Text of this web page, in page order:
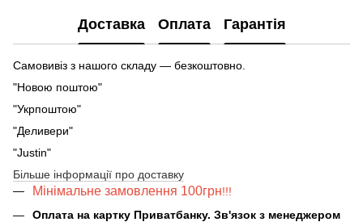
Доставка Оплата Гарантія
Самовивіз з нашого складу — безкоштовно.
"Новою поштою"
"Укрпоштою"
"Деливери"
"Justin"
Більше інформації про доставку
Мінімальне замовлення 100грн!!!
Оплата на картку Приватбанку. Зв'язок з менеджером